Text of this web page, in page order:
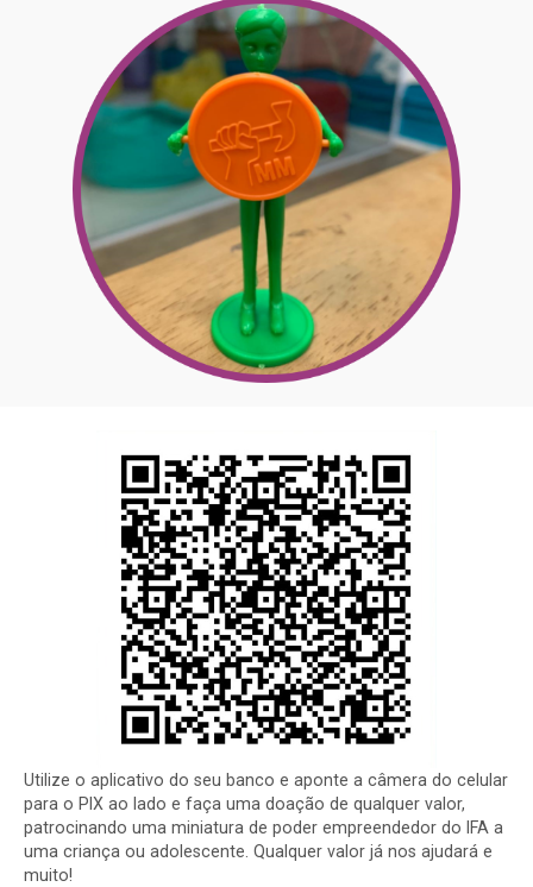
Utilize o aplicativo do seu banco e aponte a câmera do celular
para o PIX ao lado e faça uma doação de qualquer valor,
patrocinando uma miniatura de poder empreendedor do IFA a
uma criança ou adolescente. Qualquer valor já nos ajudará e
muito!